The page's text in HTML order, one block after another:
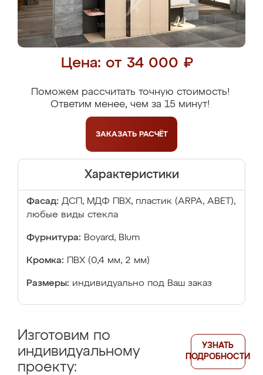
Цена: от 34 000 ₽
Поможем рассчитать точную стоимость!
Ответим менее, чем за 15 минут!
ЗАКАЗАТЬ РАСЧЁТ
Характеристики
Фасад: ДСП, МДФ ПВХ, пластик (ARPA, ABET),
любые виды стекла
Фурнитура: Boyard, Blum
Кромка: ПВХ (0,4 мм, 2 мм)
Размеры: индивидуально под Ваш заказ
Изготовим по
индивидуальному
проекту:
УЗНАТЬ
ПОДРОБНОСТИ